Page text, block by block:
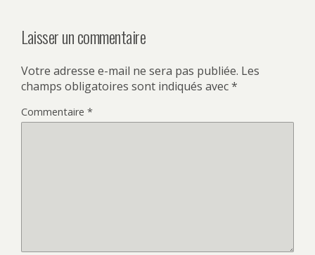
Laisser un commentaire
Votre adresse e-mail ne sera pas publiée. Les
champs obligatoires sont indiqués avec*
Commentaire *